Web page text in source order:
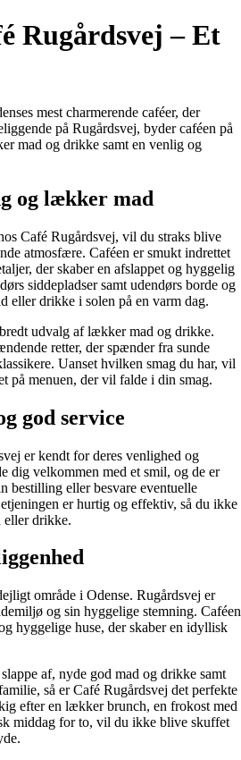
Rugårdsvej – Et
mest charmerende caféer, der
på Rugårdsvej, byder caféen på
mad og drikke samt en venlig og
og lækker mad
Café Rugårdsvej, vil du straks blive
atmosfære. Caféen er smukt indrettet
der skaber en afslappet og hyggelig
siddepladser samt udendørs borde og
eller drikke i solen på en varm dag.
udvalg af lækker mad og drikke.
retter, der spænder fra sunde
Uanset hvilken smag du har, vil
på menuen, der vil falde i din smag.
god service
er kendt for deres venlighed og
dig velkommen med et smil, og de er
bestilling eller besvare eventuelle
er hurtig og effektiv, så du ikke
eller drikke.
område i Odense. Rugårdsvej er
og sin hyggelige stemning. Caféen
hyggelige huse, der skaber en idyllisk
af, nyde god mad og drikke samt
så er Café Rugårdsvej det perfekte
efter en lækker brunch, en frokost med
middag for to, vil du ikke blive skuffet